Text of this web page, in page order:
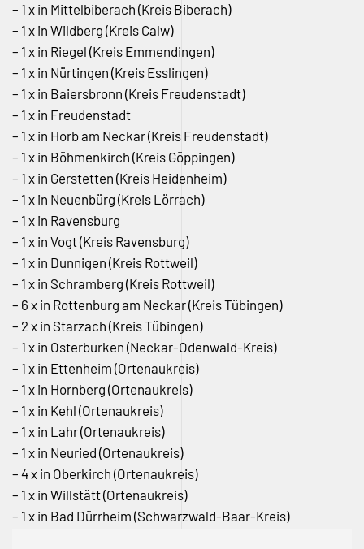
– 1 x in Mittelbiberach (Kreis Biberach)
– 1 x in Wildberg (Kreis Calw)
– 1 x in Riegel (Kreis Emmendingen)
– 1 x in Nürtingen (Kreis Esslingen)
– 1 x in Baiersbronn (Kreis Freudenstadt)
– 1 x in Freudenstadt
– 1 x in Horb am Neckar (Kreis Freudenstadt)
– 1 x in Böhmenkirch (Kreis Göppingen)
– 1 x in Gerstetten (Kreis Heidenheim)
– 1 x in Neuenbürg (Kreis Lörrach)
– 1 x in Ravensburg
– 1 x in Vogt (Kreis Ravensburg)
– 1 x in Dunnigen (Kreis Rottweil)
– 1 x in Schramberg (Kreis Rottweil)
– 6 x in Rottenburg am Neckar (Kreis Tübingen)
– 2 x in Starzach (Kreis Tübingen)
– 1 x in Osterburken (Neckar-Odenwald-Kreis)
– 1 x in Ettenheim (Ortenaukreis)
– 1 x in Hornberg (Ortenaukreis)
– 1 x in Kehl (Ortenaukreis)
– 1 x in Lahr (Ortenaukreis)
– 1 x in Neuried (Ortenaukreis)
– 4 x in Oberkirch (Ortenaukreis)
– 1 x in Willstätt (Ortenaukreis)
– 1 x in Bad Dürrheim (Schwarzwald-Baar-Kreis)